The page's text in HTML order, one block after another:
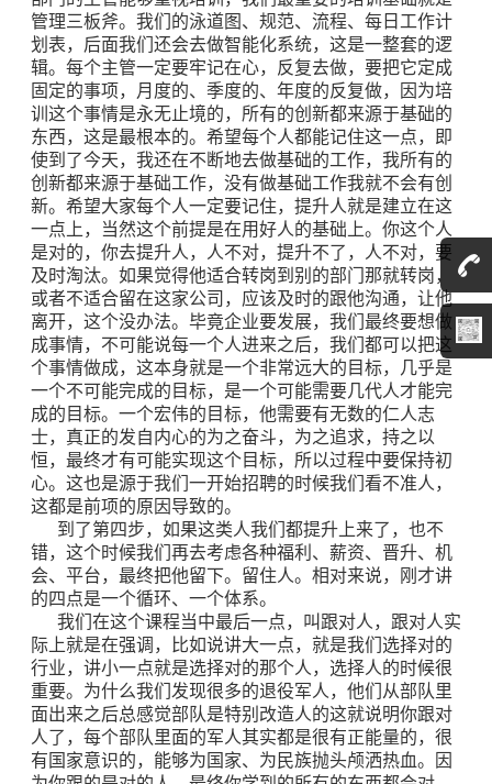
管理三板斧。我们的泳道图、规范、流程、每日工作计
划表，后面我们还会去做智能化系统，这是一整套的逻
辑。每个主管一定要牢记在心，反复去做，要把它定成
固定的事项，月度的、季度的、年度的反复做，因为培
训这个事情是永无止境的，所有的创新都来源于基础的
东西，这是最根本的。希望每个人都能记住这一点，即
使到了今天，我还在不断地去做基础的工作，我所有的
创新都来源于基础工作，没有做基础工作我就不会有创
新。希望大家每个人一定要记住，提升人就是建立在这
一点上，当然这个前提是在用好人的基础上。你这个人
是对的，你去提升人，人不对，提升不了，人不对，要
及时淘汰。如果觉得他适合转岗到别的部门那就转岗，
或者不适合留在这家公司，应该及时的跟他沟通，让他
离开，这个没办法。毕竟企业要发展，我们最终要想做
成事情，不可能说每一个人进来之后，我们都可以把这
个事情做成，这本身就是一个非常远大的目标，几乎是
一个不可能完成的目标，是一个可能需要几代人才能完
成的目标。一个宏伟的目标，他需要有无数的仁人志
士，真正的发自内心的为之奋斗，为之追求，持之以
恒，最终才有可能实现这个目标，所以过程中要保持初
心。这也是源于我们一开始招聘的时候我们看不准人，
这都是前项的原因导致的。
到了第四步，如果这类人我们都提升上来了，也不
错，这个时候我们再去考虑各种福利、薪资、晋升、机
会、平台，最终把他留下。留住人。相对来说，刚才讲
的四点是一个循环、一个体系。
我们在这个课程当中最后一点，叫跟对人，跟对人实
际上就是在强调，比如说讲大一点，就是我们选择对的
行业，讲小一点就是选择对的那个人，选择人的时候很
重要。为什么我们发现很多的退役军人，他们从部队里
面出来之后总感觉部队是特别改造人的这就说明你跟对
人了，每个部队里面的军人其实都是很有正能量的，很
有国家意识的，能够为国家、为民族抛头颅洒热血。因